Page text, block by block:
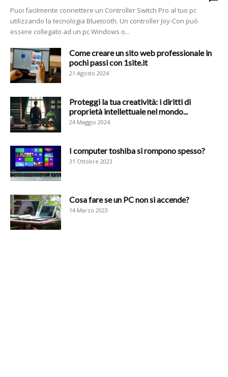
Puoi facilmente connettere un Controller Switch Pro al tuo pc
utilizzando la tecnologia Bluetooth. Un controller Joy-Con può
essere collegato ad un pc Windows o...
Come creare un sito web professionale in
pochi passi con 1site.it
21 Agosto 2024
Proteggi la tua creatività: i diritti di
proprietà intellettuale nel mondo...
24 Maggio 2024
I computer toshiba si rompono spesso?
31 Ottobre 2023
Cosa fare se un PC non si accende?
14 Marzo 2023